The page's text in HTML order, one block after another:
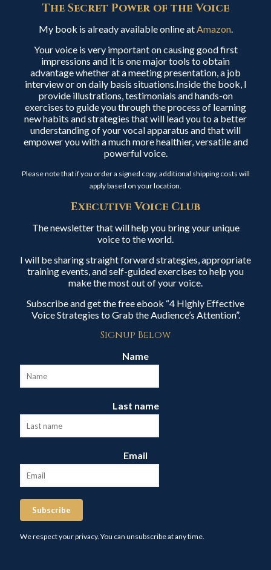
The Secret Power of the Voice
My book is already available online atAmazon.
Your voice is very important on causing good first
impressions and it is one major tools to obtain
advantage whether at a meeting presentation, a job
interview or on daily basis situations.Inside the book, I
provide illustrations, testimonials and hands-on
exercises to guide you through the process of learning
new habits and strategies that will lead you to a better
understanding of your vocal apparatus and that will
empower you with a much more healthier, versatile and
powerful voice.
Please note that if you order a signed copy, additional shipping costs will
apply based on your location.
Executive Voice Club
The newsletter that will help you bring your unique
voice to the world.
I will be sharing straight forward strategies, appropriate
training events, and self-guided exercises to help you
make the most out of your voice.
Subscribe and get the free ebook “4 Highly Effective
Voice Strategies to Grab the Audience’s Attention”.
Signup Below
Name
Last name
Email
Subscribe
We respect your privacy. You can unsubscribe at any time.